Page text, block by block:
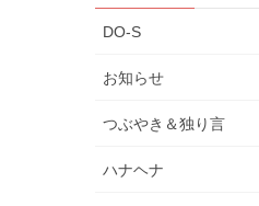
DO-S
お知らせ
つぶやき＆独り言
ハナヘナ